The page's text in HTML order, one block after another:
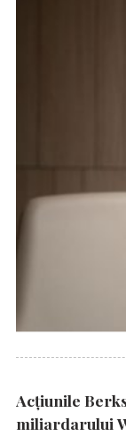
Acțiunile
miliardarului